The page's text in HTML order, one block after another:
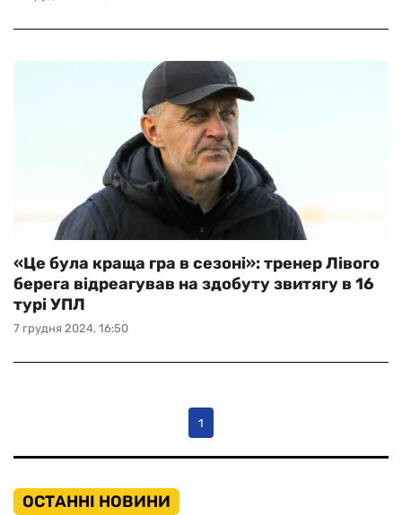
7 грудня 2024, 16:50
«Це була краща гра в сезоні»: тренер Лівого
берега відреагував на здобуту звитягу в 16
турі УПЛ
1
ОСТАННІ НОВИНИ